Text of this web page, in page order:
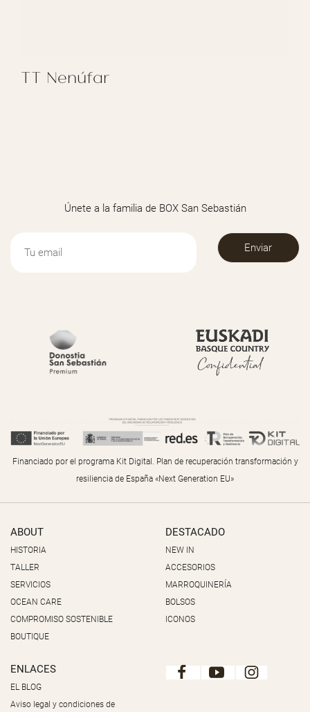
TT Nenúfar
Únete a la familia de BOX San Sebastián
Financiado por el programa Kit Digital. Plan de recuperación transformación y
resiliencia de España «Next Generation EU»
ABOUT
HISTORIA
TALLER
SERVICIOS
OCEAN CARE
COMPROMISO SOSTENIBLE
BOUTIQUE
DESTACADO
NEW IN
ACCESORIOS
MARROQUINERÍA
BOLSOS
ICONOS
ENLACES
EL BLOG
Aviso legal y condiciones de